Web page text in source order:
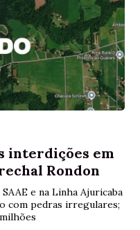
interdições em
Rondon
e na Linha Ajuricaba
com pedras irregulares;